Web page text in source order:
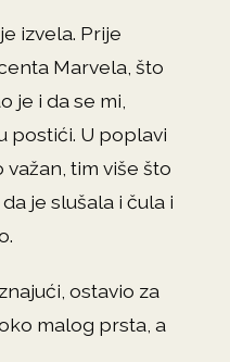
izvela. Prije
Marvela, što
je i da se mi,
postići. U poplavi
tim više što
je slušala i čula i
ostavio za
malog prsta, a